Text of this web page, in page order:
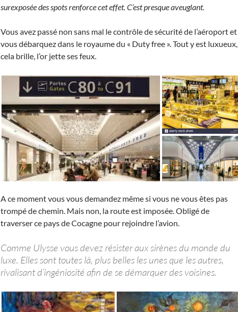
surexposée des spots renforce cet effet. C’est presque aveuglant.
Vous avez passé non sans mal le contrôle de sécurité de l’aéroport et
vous débarquez dans le royaume du « Duty free ». Tout y est luxueux,
cela brille, l’or jette ses feux.
A ce moment vous vous demandez même si vous ne vous êtes pas
trompé de chemin. Mais non, la route est imposée. Obligé de
traverser ce pays de Cocagne pour rejoindre l’avion.
Comme Ulysse vous devez résister aux sirènes du monde du
luxe. Elles sont toutes là, plus belles les unes que les autres,
rivalisant d’ingéniosité afin de se démarquer des voisines.